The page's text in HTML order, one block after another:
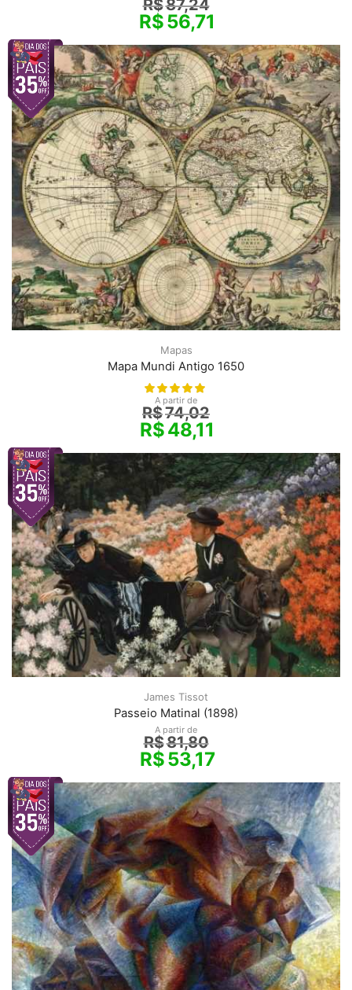
R$87,24
R$56,71
Mapas
Mapa Mundi Antigo 1650
A partir de
R$74,02
R$48,11
James Tissot
Passeio Matinal (1898)
A partir de
R$81,80
R$53,17